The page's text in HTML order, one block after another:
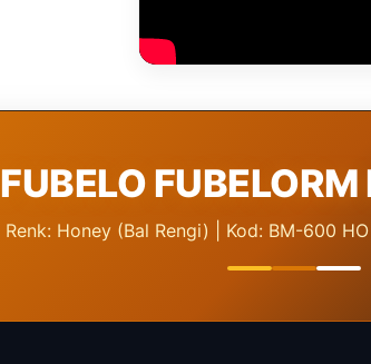
FUBELO FUBELORM
Renk: Honey (Bal Rengi) | Kod: BM-600